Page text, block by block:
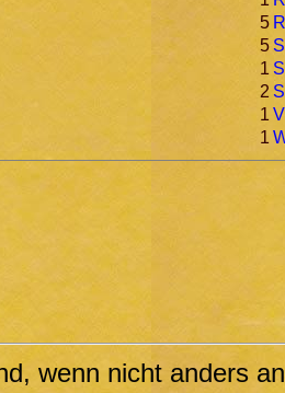
5
5
1
2
1
1
wenn nicht anders